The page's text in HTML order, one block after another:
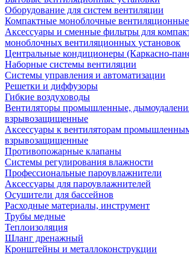
Оборудование для систем вентиляции
Компактные моноблочные вентиляционные
Аксессуары и сменные фильтры для
моноблочных вентиляционных установок
Центральные кондиционеры (Каркасно-
Наборные системы вентиляции
Системы управления и автоматизации
Решетки и диффузоры
Гибкие воздуховоды
Вентиляторы промышленные,
взрывозащищенные
Аксессуары к вентиляторам
взрывозащищенные
Противопожарные клапаны
Системы регулирования влажности
Профессиональные пароувлажнители
Аксессуары для пароувлажнителей
Осушители для бассейнов
Расходные материалы, инструмент
Трубы медные
Теплоизоляция
Шланг дренажный
Кронштейны и металлоконструкции